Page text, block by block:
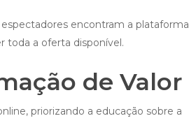
encontram a plataforma
toda a oferta disponível.
de Valor
priorizando a educação sobre a